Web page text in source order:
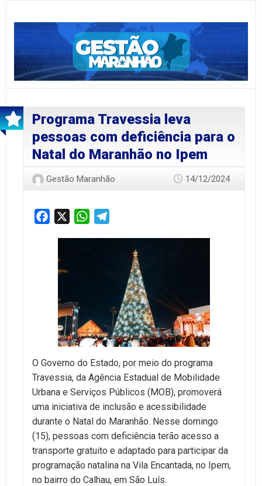
Programa Travessia leva
pessoas com deficiência para o
Natal do Maranhão no Ipem
Gestão Maranhão 14/12/2024
Facebook WhatsApp
O Governo do Estado, por meio do programa
Travessia, da Agência Estadual de Mobilidade
Urbana e Serviços Públicos (MOB), promoverá
uma iniciativa de inclusão e acessibilidade
durante o Natal do Maranhão. Nesse domingo
(15), pessoas com deficiência terão acesso a
transporte gratuito e adaptado para participar da
programação natalina na Vila Encantada, no Ipem,
no bairro do Calhau, em São Luís.